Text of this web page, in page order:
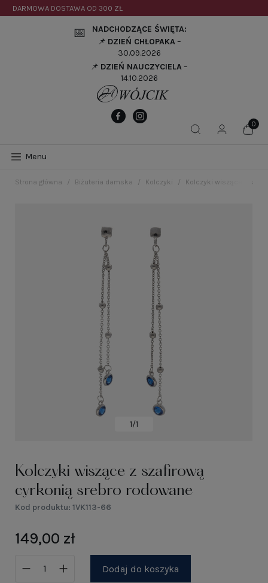
DARMOWA DOSTAWA OD 300 ZŁ
📅
NADCHODZĄCE ŚWIĘTA:
📌 DZIEŃ CHŁOPAKA–
30.09.2026
📌 DZIEŃ NAUCZYCIELA–
14.10.2026
Menu
Strona główna Biżuteria damska Kolczyki Kolczyki wiszące z
1/1
Kolczyki wiszące z szafirową
cyrkonią srebro rodowane
Kod produktu: 1VK113-66
149,00 zł
Dodaj do koszyka